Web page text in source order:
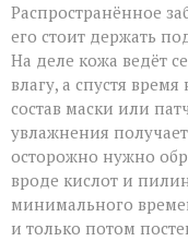
Распространённое
его стоит держать
На деле кожа ведёт
влагу, а спустя
состав маски или
увлажнения
осторожно нужно
вроде кислот и
минимального
и только потом